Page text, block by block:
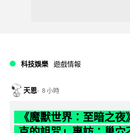
科技娛樂 遊戲情報
天恩 8 小時
《魔獸世界：至暗之